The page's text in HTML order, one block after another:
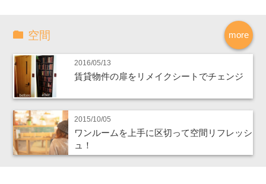
more
空間
2016/05/13
賃貸物件の扉をリメイクシートでチェンジ
2015/10/05
ワンルームを上手に区切って空間リフレッシ
ュ！